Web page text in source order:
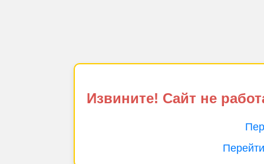
Извините! Сайт не